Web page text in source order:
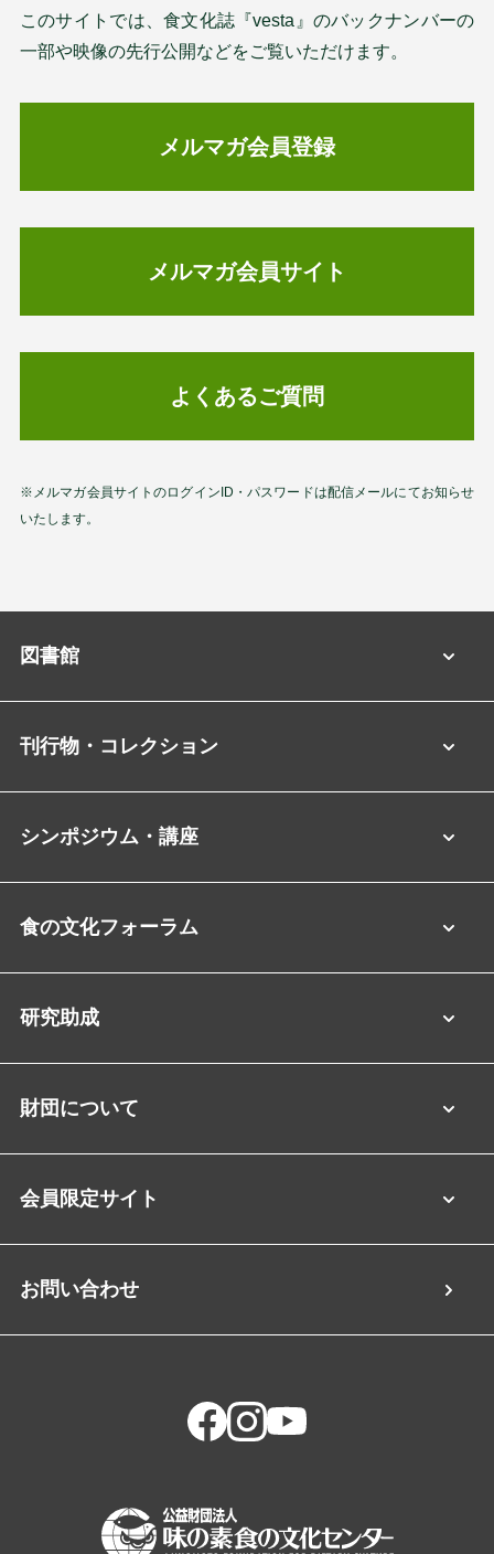
このサイトでは、食文化誌『vesta』のバックナンバーの
一部や映像の先行公開などをご覧いただけます。
メルマガ会員登録
メルマガ会員サイト
よくあるご質問
※メルマガ会員サイトのログインID・パスワードは配信メールにてお知らせ
いたします。
図書館
刊行物・コレクション
シンポジウム・講座
食の文化フォーラム
研究助成
財団について
会員限定サイト
お問い合わせ